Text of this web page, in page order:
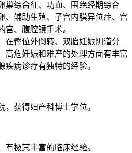
巢综合征、功血、围绝经期综合
、辅助生殖、子宫内膜异位症、宫
宫、腹腔镜手术。
在臀位外倒转、双胎妊娠阴道分
高危妊娠和难产的处理方面有丰富
疾病诊疗有独特的经验。
获得妇产科博士学位。
有极其丰富的临床经验。